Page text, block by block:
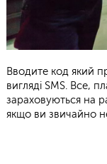
Вводите код який
вигляді SMS. Все,
зараховуються на
якщо ви звичайно